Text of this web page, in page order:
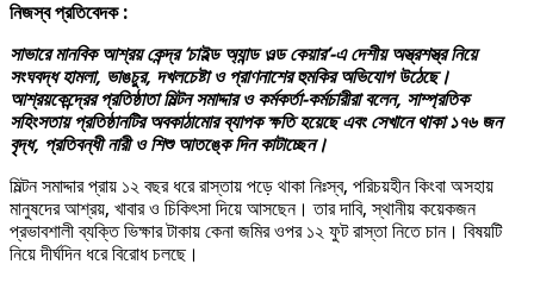
নিজস্ব প্রতিবেদক :
সাভারে মানবিক আশ্রয় কেন্দ্র ‘চাইল্ড অ্যান্ড ওল্ড কেয়ার’-এ দেশীয় অস্ত্রশস্ত্র নিয়ে
সংঘবদ্ধ হামলা, ভাঙচুর, দখলচেষ্টা ও প্রাণনাশের হুমকির অভিযোগ উঠেছে।
আশ্রয়কেন্দ্রের প্রতিষ্ঠাতা মিল্টন সমাদ্দার ও কর্মকর্তা-কর্মচারীরা বলেন, সাম্প্রতিক
সহিংসতায় প্রতিষ্ঠানটির অবকাঠামোর ব্যাপক ক্ষতি হয়েছে এবং সেখানে থাকা ১৭৬ জন
বৃদ্ধ, প্রতিবন্ধী নারী ও শিশু আতঙ্কে দিন কাটাচ্ছেন।
মিল্টন সমাদ্দার প্রায় ১২ বছর ধরে রাস্তায় পড়ে থাকা নিঃস্ব, পরিচয়হীন কিংবা অসহায়
মানুষদের আশ্রয়, খাবার ও চিকিৎসা দিয়ে আসছেন। তার দাবি, স্থানীয় কয়েকজন
প্রভাবশালী ব্যক্তি ভিক্ষার টাকায় কেনা জমির ওপর ১২ ফুট রাস্তা নিতে চান। বিষয়টি
নিয়ে দীর্ঘদিন ধরে বিরোধ চলছে।